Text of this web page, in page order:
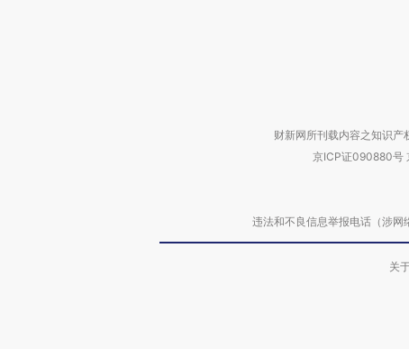
财新网所刊载内容之知识产
京ICP证090880号
违法和不良信息举报电话（涉
关